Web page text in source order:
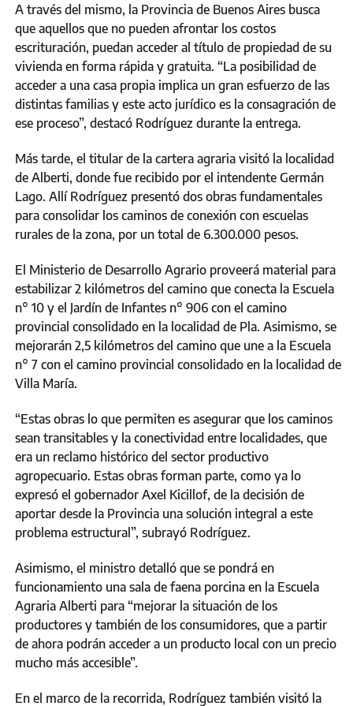
A través del mismo, la Provincia de Buenos Aires busca
que aquellos que no pueden afrontar los costos
escrituración, puedan acceder al título de propiedad de su
vivienda en forma rápida y gratuita. “La posibilidad de
acceder a una casa propia implica un gran esfuerzo de las
distintas familias y este acto jurídico es la consagración de
ese proceso”, destacó Rodríguez durante la entrega.
Más tarde, el titular de la cartera agraria visitó la localidad
de Alberti, donde fue recibido por el intendente Germán
Lago. Allí Rodríguez presentó dos obras fundamentales
para consolidar los caminos de conexión con escuelas
rurales de la zona, por un total de 6.300.000 pesos.
El Ministerio de Desarrollo Agrario proveerá material para
estabilizar 2 kilómetros del camino que conecta la Escuela
n° 10 y el Jardín de Infantes n° 906 con el camino
provincial consolidado en la localidad de Pla. Asimismo, se
mejorarán 2,5 kilómetros del camino que une a la Escuela
n° 7 con el camino provincial consolidado en la localidad de
Villa María.
“Estas obras lo que permiten es asegurar que los caminos
sean transitables y la conectividad entre localidades, que
era un reclamo histórico del sector productivo
agropecuario. Estas obras forman parte, como ya lo
expresó el gobernador Axel Kicillof, de la decisión de
aportar desde la Provincia una solución integral a este
problema estructural”, subrayó Rodríguez.
Asimismo, el ministro detalló que se pondrá en
funcionamiento una sala de faena porcina en la Escuela
Agraria Alberti para “mejorar la situación de los
productores y también de los consumidores, que a partir
de ahora podrán acceder a un producto local con un precio
mucho más accesible”.
En el marco de la recorrida, Rodríguez también visitó la